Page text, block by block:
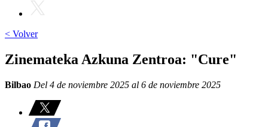
< Volver
Zinemateka Azkuna Zentroa: "Cure"
Bilbao Del 4 de noviembre 2025 al 6 de noviembre 2025